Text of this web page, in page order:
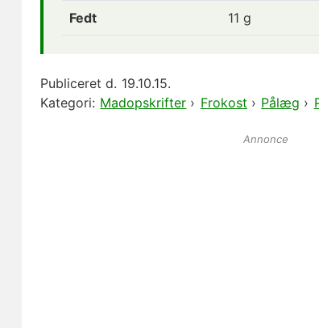
Fedt 11 g
Publiceret d. 19.10.15.
Kategori: Madopskrifter › Frokost › Pålæg ›
Annonce